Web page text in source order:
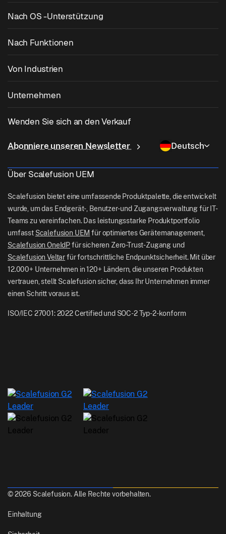
Kiosk -Software
Bringen Sie Ihr eigenes Gerät (BYOD) mit
Nach OS -Unterstützung
iOS -Management
Linux -Management
Nach Funktionen
Bedingter Zugang
Fernbedienung
Von Industrien
Einzelhandel
Logistik
Unternehmen
Helfen Sie Docs
Blog
Newsroom
Careers
Wenden Sie sich an den Verkauf
sales[at]scalefusion.com
NZ: +64-9-888-4315
India: +91-63694-45500
Abonniere unseren Newsletter Deutsch
Über Scalefusion UEM
Scalefusion bietet eine umfassende Produktpalette, die entwickelt
wurde, um das Endgerät-, Benutzer- und Zugangsverwaltung für IT-
Teams zu vereinfachen. Das leistungsstarke Produktportfolio
umfasst Scalefusion UEM für optimiertes Gerätemanagement,
Scalefusion OneIdPfür sicheren Zero-Trust-Zugang und
Scalefusion Veltarfür fortschrittliche Endpunktsicherheit. Mit über
12.000+ Unternehmen in 120+ Ländern, die unseren Produkten
vertrauen, stellt Scalefusion sicher, dass Ihr Unternehmen immer
einen Schritt voraus ist.
ISO/IEC 27001: 2022 Certified und SOC-2 Typ-2-konform
© 2026 Scalefusion. Alle Rechte vorbehalten.
Einhaltung